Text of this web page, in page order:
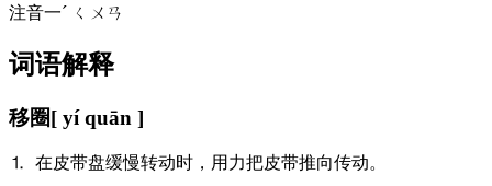
注音一ˊ ㄑㄨㄢ
词语解释
移圈[ yí quān ]
⒈ 在皮带盘缓慢转动时，用力把皮带推向传动。